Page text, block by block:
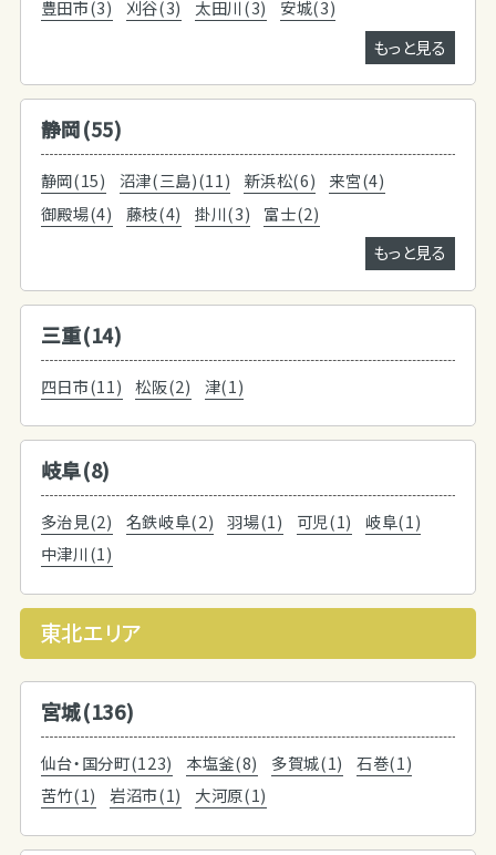
豊田市(3)
刈谷(3) 太田川(3)
安城(3)
もっと見る
静岡(55)
静岡(15) 沼津(三島)(11) 新浜松(6)
来宮(4)
御殿場(4)
藤枝(4) 掛川(3)
富士(2)
もっと見る
三重(14)
四日市(11) 松阪(2) 津(1)
岐阜(8)
多治見(2) 名鉄岐阜(2) 羽場(1) 可児(1)
岐阜(1)
中津川(1)
東北エリア
宮城(136)
仙台・国分町(123) 本塩釜(8) 多賀城(1)
石巻(1)
苦竹(1)
岩沼市(1) 大河原(1)